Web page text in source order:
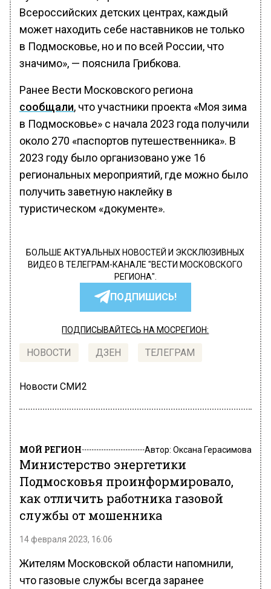
Всероссийских детских центрах, каждый
может находить себе наставников не только
в Подмосковье, но и по всей России, что
значимо», — пояснила Грибкова.
Ранее Вести Московского региона
сообщали, что участники проекта «Моя зима
в Подмосковье» с начала 2023 года получили
около 270 «паспортов путешественника». В
2023 году было организовано уже 16
региональных мероприятий, где можно было
получить заветную наклейку в
туристическом «документе».
БОЛЬШЕ АКТУАЛЬНЫХ НОВОСТЕЙ И ЭКСКЛЮЗИВНЫХ
ВИДЕО В ТЕЛЕГРАМ-КАНАЛЕ "ВЕСТИ МОСКОВСКОГО
РЕГИОНА".
ПОДПИШИСЬ!
ПОДПИСЫВАЙТЕСЬ НА МОСРЕГИОН:
НОВОСТИ ДЗЕН ТЕЛЕГРАМ
Новости СМИ2
МОЙ РЕГИОН Автор: Оксана Герасимова
Министерство энергетики
Подмосковья проинформировало,
как отличить работника газовой
службы от мошенника
14 февраля 2023, 16:06
Жителям Московской области напомнили,
что газовые службы всегда заранее